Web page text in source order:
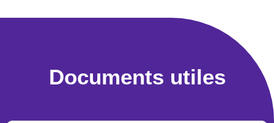
Documents utiles